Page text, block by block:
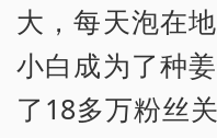
大，每天泡在
小白成为了种
了18多万粉丝